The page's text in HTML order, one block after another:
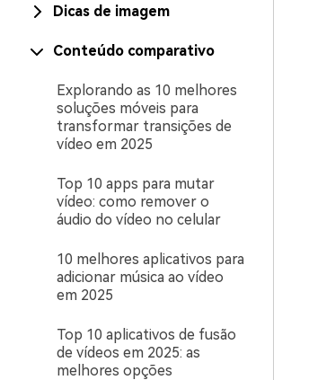
Dicas de imagem
Conteúdo comparativo
Explorando as 10 melhores
soluções móveis para
transformar transições de
vídeo em 2025
Top 10 apps para mutar
vídeo: como remover o
áudio do vídeo no celular
10 melhores aplicativos para
adicionar música ao vídeo
em 2025
Top 10 aplicativos de fusão
de vídeos em 2025: as
melhores opções